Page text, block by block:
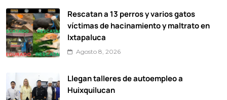
Rescatan a 13 perros y varios gatos
víctimas de hacinamiento y maltrato en
Ixtapaluca
Agosto 8, 2026
Llegan talleres de autoempleo a
Huixquilucan